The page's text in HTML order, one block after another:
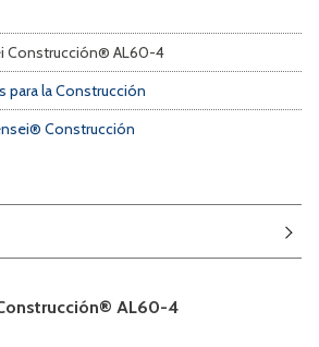
Construcción® AL60-4
para la Construcción
Construcción
AL60-4